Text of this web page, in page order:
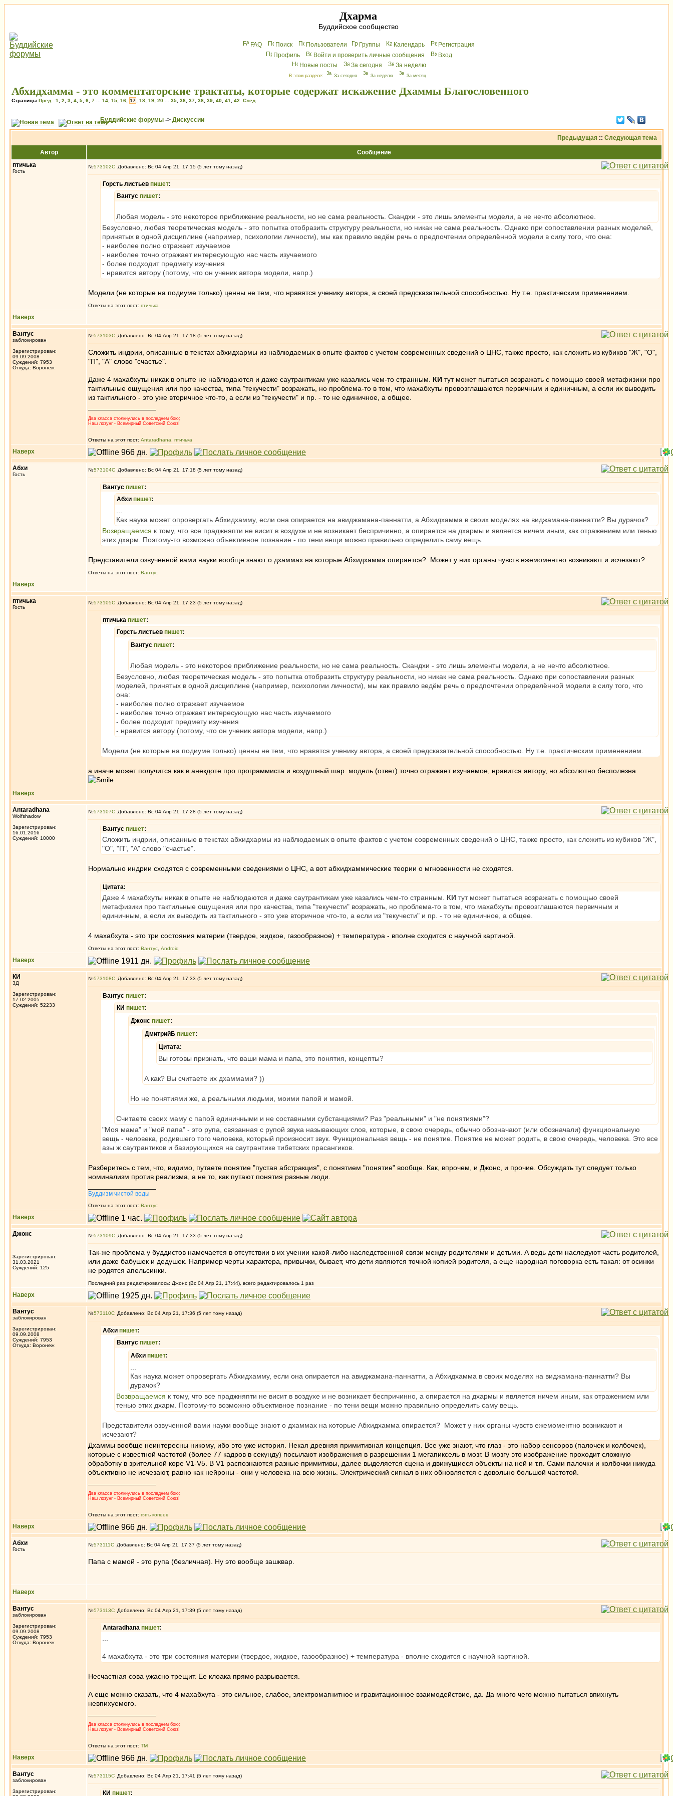
Дхарма
Буддийское сообщество
FAQ Поиск Пользователи Группы Календарь
Peгиcтрaция
Профиль
Войти и проверить личные сообщения
Вхoд
Новые посты
За сегодня За неделю
В этом разделе: За сегодня За неделю За месяц
Абхидхамма - это комментаторские трактаты, которые содержат искажение Дхаммы Благословенного
Страницы Пред. 1 2 3 4 5 6 7 14 15 16 17 18 19 20 35 36 37 38 39 40 41 42 След.
Буддийские форумы -> Дискуссии
Предыдущая :: Следующая тема
Автор
Сообщение
птичька
Гость
№573102 Добавлено: Вс 04 Апр 21, 17:15 (5 лет тому назад)
Горсть листьев пишет:
Вантус пишет:
Любая модель - это некоторое приближение реальности, но не сама реальность. Скандхи - это лишь элементы модели, а не нечто абсолютное.
Безусловно, любая теоретическая модель - это попытка отобразить структуру реальности, но никак не сама реальность. Однако при сопоставлении разных моделей,
принятых в одной дисциплине (например, психологии личности), мы как правило ведём речь о предпочтении определённой модели в силу того, что она:
- наиболее полно отражает изучаемое
- наиболее точно отражает интересующую нас часть изучаемого
- более подходит предмету изучения
- нравится автору (потому, что он ученик автора модели, напр.)
Модели (не которые на подиуме только) ценны не тем, что нравятся ученику автора, а своей предсказательной способностью. Ну т.е. практическим применением.
Ответы на этот пост: птичька
Наверх
Вантус
заблокирован
Зарегистрирован:
09.09.2008
Суждений: 7953
Откуда: Воронеж
№573103 Добавлено: Вс 04 Апр 21, 17:18 (5 лет тому назад)
Сложить индрии, описанные в текстах абхидхармы из наблюдаемых в опыте фактов с учетом современных сведений о ЦНС, также просто, как сложить из кубиков "Ж", "О",
"П", "А" слово "счастье".
Даже 4 махабхуты никак в опыте не наблюдаются и даже саутрантикам уже казались чем-то странным. КИ тут может пытаться возражать с помощью своей метафизики про
тактильные ощущения или про качества, типа "текучести" возражать, но проблема-то в том, что махабхуты провозглашаются первичным и единичным, а если их выводить
из тактильного - это уже вторичное что-то, а если из "текучести" и пр. - то не единичное, а общее.
Два класса столкнулись в последнем бою;
Наш лозунг - Всемирный Советский Союз!
Ответы на этот пост: Antaradhana птичька
Наверх
Абхи
Гость
№573104 Добавлено: Вс 04 Апр 21, 17:18 (5 лет тому назад)
Вантус пишет:
Абхи пишет:
Как наука может опровергать Абхидхамму, если она опирается на авиджамана-паннатти, а Абхидхамма в своих моделях на виджамана-паннатти? Вы дурачок?
Возвращаемся к тому, что все праджняпти не висит в воздухе и не возникает беспричинно, а опирается на дхармы и является ничем иным, как отражением или тенью
этих дхарм. Поэтому-то возможно объективное познание - по тени вещи можно правильно определить саму вещь.
Представители озвученной вами науки вообще знают о дхаммах на которые Абхидхамма опирается? Может у них органы чувств ежемоментно возникают и исчезают?
Ответы на этот пост: Вантус
Наверх
птичька
Гость
№573105 Добавлено: Вс 04 Апр 21, 17:23 (5 лет тому назад)
птичька пишет:
Горсть листьев пишет:
Вантус пишет:
Любая модель - это некоторое приближение реальности, но не сама реальность. Скандхи - это лишь элементы модели, а не нечто абсолютное.
Безусловно, любая теоретическая модель - это попытка отобразить структуру реальности, но никак не сама реальность. Однако при сопоставлении разных
моделей, принятых в одной дисциплине (например, психологии личности), мы как правило ведём речь о предпочтении определённой модели в силу того, что
она:
- наиболее полно отражает изучаемое
- наиболее точно отражает интересующую нас часть изучаемого
- более подходит предмету изучения
- нравится автору (потому, что он ученик автора модели, напр.)
Модели (не которые на подиуме только) ценны не тем, что нравятся ученику автора, а своей предсказательной способностью. Ну т.е. практическим применением.
а иначе может получится как в анекдоте про программиста и воздушный шар. модель (ответ) точно отражает изучаемое, нравится автору, но абсолютно бесполезна
Наверх
Antaradhana
Wolfshadow
Зарегистрирован:
16.01.2016
Суждений: 10000
№573107 Добавлено: Вс 04 Апр 21, 17:28 (5 лет тому назад)
Вантус пишет:
Сложить индрии, описанные в текстах абхидхармы из наблюдаемых в опыте фактов с учетом современных сведений о ЦНС, также просто, как сложить из кубиков "Ж",
"О", "П", "А" слово "счастье".
Нормально индрии сходятся с современными сведениями о ЦНС, а вот абхидхаммические теории о мгновенности не сходятся.
Цитата:
Даже 4 махабхуты никак в опыте не наблюдаются и даже саутрантикам уже казались чем-то странным. КИ тут может пытаться возражать с помощью своей
метафизики про тактильные ощущения или про качества, типа "текучести" возражать, но проблема-то в том, что махабхуты провозглашаются первичным и
единичным, а если их выводить из тактильного - это уже вторичное что-то, а если из "текучести" и пр. - то не единичное, а общее.
4 махабхута - это три состояния материи (твердое, жидкое, газообразное) + температура - вполне сходится с научной картиной.
Ответы на этот пост: Вантус Android
Наверх
КИ
3Д
Зарегистрирован:
17.02.2005
Суждений: 52233
№573108 Добавлено: Вс 04 Апр 21, 17:33 (5 лет тому назад)
Вантус пишет:
КИ пишет:
Джонс пишет:
ДмитрийБ пишет:
Цитата:
Вы готовы признать, что ваши мама и папа, это понятия, концепты?
А как? Вы считаете их дхаммами? ))
Но не понятиями же, а реальными людьми, моими папой и мамой.
Считаете своих маму с папой единичными и не составными субстанциями? Раз "реальными" и "не понятиями"?
"Моя мама" и "мой папа" - это рупа, связанная с рупой звука называющих слов, которые, в свою очередь, обычно обозначают (или обозначали) функциональную
вещь - человека, родившего того человека, который произносит звук. Функциональная вещь - не понятие. Понятие не может родить, в свою очередь, человека. Это все
азы ж саутрантиков и базирующихся на саутрантике тибетских прасангиков.
Разберитесь с тем, что, видимо, путаете понятие "пустая абстракция", с понятием "понятие" вообще. Как, впрочем, и Джонс, и прочие. Обсуждать тут следует только
номинализм против реализма, а не то, как путают понятия разные люди.
Буддизм чистой воды
Ответы на этот пост: Вантус
Наверх
Джонс
Зарегистрирован:
31.03.2021
Суждений: 125
№573109 Добавлено: Вс 04 Апр 21, 17:33 (5 лет тому назад)
Так-же проблема у буддистов намечается в отсутствии в их учении какой-либо наследственной связи между родителями и детьми. А ведь дети наследуют часть родителей,
или даже бабушек и дедушек. Например черты характера, привычки, бывает, что дети являются точной копией родителя, а еще народная поговорка есть такая: от осинки
не родятся апельсинки.
Последний раз редактировалось: Джонс (Вс 04 Апр 21, 17:44), всего редактировалось 1 раз
Наверх
Вантус
заблокирован
Зарегистрирован:
09.09.2008
Суждений: 7953
Откуда: Воронеж
№573110 Добавлено: Вс 04 Апр 21, 17:36 (5 лет тому назад)
Абхи пишет:
Вантус пишет:
Абхи пишет:
Как наука может опровергать Абхидхамму, если она опирается на авиджамана-паннатти, а Абхидхамма в своих моделях на виджамана-паннатти? Вы
дурачок?
Возвращаемся к тому, что все праджняпти не висит в воздухе и не возникает беспричинно, а опирается на дхармы и является ничем иным, как отражением или
тенью этих дхарм. Поэтому-то возможно объективное познание - по тени вещи можно правильно определить саму вещь.
Представители озвученной вами науки вообще знают о дхаммах на которые Абхидхамма опирается? Может у них органы чувств ежемоментно возникают и
исчезают?
Дхаммы вообще неинтересны никому, ибо это уже история. Некая древняя примитивная концепция. Все уже знают, что глаз - это набор сенсоров (палочек и колбочек),
которые с известной частотой (более 77 кадров в секунду) посылают изображения в разрешении 1 мегапиксель в мозг. В мозгу это изображение проходит сложную
обработку в зрительной коре V1-V5. В V1 распознаются разные примитивы, далее выделяется сцена и движущиеся объекты на ней и т.п. Сами палочки и колбочки никуда
объективно не исчезают, равно как нейроны - они у человека на всю жизнь. Электрический сигнал в них обновляется с довольно большой частотой.
Два класса столкнулись в последнем бою;
Наш лозунг - Всемирный Советский Союз!
Ответы на этот пост: пять копеек
Наверх
Абхи
Гость
№573111 Добавлено: Вс 04 Апр 21, 17:37 (5 лет тому назад)
Папа с мамой - это рупа (безличная). Ну это вообще зашквар.
Наверх
Вантус
заблокирован
Зарегистрирован:
09.09.2008
Суждений: 7953
Откуда: Воронеж
№573113 Добавлено: Вс 04 Апр 21, 17:39 (5 лет тому назад)
Antaradhana пишет:
4 махабхута - это три состояния материи (твердое, жидкое, газообразное) + температура - вполне сходится с научной картиной.
Несчастная сова ужасно трещит. Ее клоака прямо разрывается.
А еще можно сказать, что 4 махабхута - это сильное, слабое, электромагнитное и гравитационное взаимодействие, да. Да много чего можно пытаться впихнуть
невпихуемого.
Два класса столкнулись в последнем бою;
Наш лозунг - Всемирный Советский Союз!
Ответы на этот пост: ТМ
Наверх
Вантус
заблокирован
Зарегистрирован:
№573115 Добавлено: Вс 04 Апр 21, 17:41 (5 лет тому назад)
КИ пишет: